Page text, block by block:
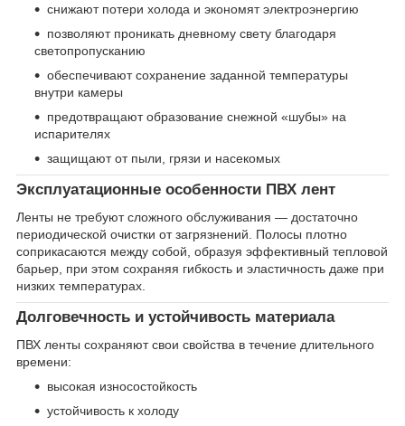
снижают потери холода и экономят электроэнергию
позволяют проникать дневному свету благодаря
светопропусканию
обеспечивают сохранение заданной температуры
внутри камеры
предотвращают образование снежной «шубы» на
испарителях
защищают от пыли, грязи и насекомых
Эксплуатационные особенности ПВХ лент
Ленты не требуют сложного обслуживания — достаточно
периодической очистки от загрязнений. Полосы плотно
соприкасаются между собой, образуя эффективный тепловой
барьер, при этом сохраняя гибкость и эластичность даже при
низких температурах.
Долговечность и устойчивость материала
ПВХ ленты сохраняют свои свойства в течение длительного
времени:
высокая износостойкость
устойчивость к холоду